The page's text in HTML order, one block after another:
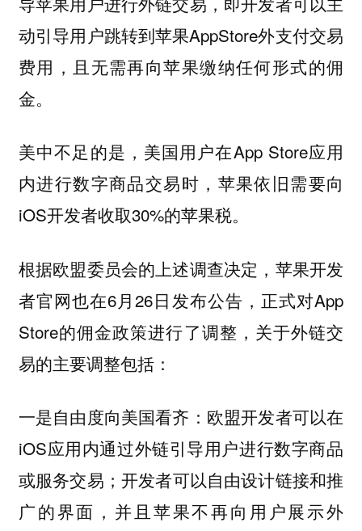
动引导用户跳转到苹果AppStore外支付交易
费用， 且无需再向苹果缴纳任何形式的佣
金。
美中不足的是，美国用户在App Store应用
内进行数字商品交易时，苹果依旧需要向
iOS开发者收取30%的苹果税。
根据欧盟委员会的上述调查决定，苹果开发
者官网也在6月26日发布公告，正式对App
Store的佣金政策进行了调整，关于外链交
易的主要调整包括：
一是自由度向美国看齐： 欧盟开发者可以在
iOS应用内通过外链引导用户进行数字商品
或服务交易；开发者可以自由设计链接和推
广的界面，并且苹果不再向用户展示外